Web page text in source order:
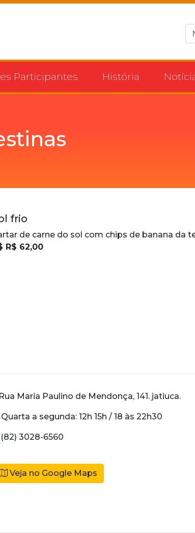
Participantes História
frio
de carne do sol com chips de banana da
R$ 62,00
Rua Maria Paulino de Mendonça, 141. jatiuca.
Quarta a segunda: 12h 15h / 18 às 22h30
(82) 3028-6560
Veja no Google Maps